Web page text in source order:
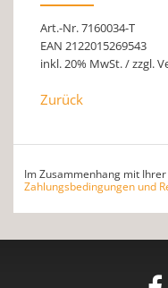
Art.-Nr. 7160034-T
EAN 2122015269543
inkl. 20% MwSt. / zzgl.
Zurück
Im Zusammenhang mit
Zahlungsbedingungen und